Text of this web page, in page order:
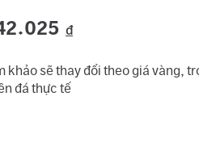
đ
khảo sẽ thay đổi theo giá vàng,
đá thực tế